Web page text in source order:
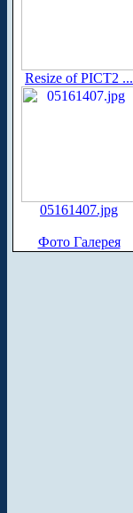
Resize of PICT2 ...
05161407.jpg
Фото Галерея